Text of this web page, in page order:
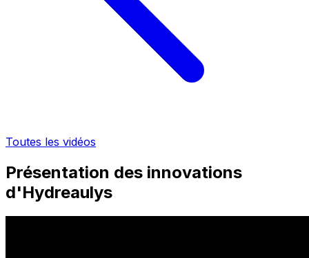
Toutes les vidéos
Présentation des innovations
d'Hydreaulys